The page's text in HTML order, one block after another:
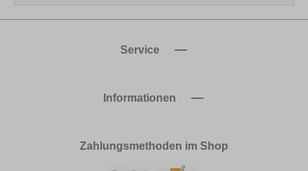
Service
Informationen
Zahlungsmethoden im Shop